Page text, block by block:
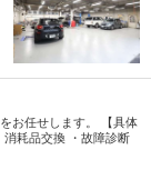
お任せします。 【具体
耗品交換 ・故障診断